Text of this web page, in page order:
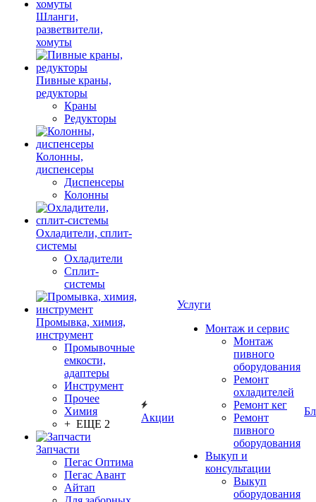
Шланги,
разветвители,
хомуты
Пивные краны,
редукторы
Краны
Редукторы
Колонны,
диспенсеры
Диспенсеры
Колонны
Охладители, сплит-
системы
Охладители
Сплит-
системы
Промывка, химия,
инструмент
Промывочные
емкости,
адаптеры
Инструмент
Прочее
Химия
+ ЕЩЕ 2
Запчасти
Пегас Оптима
Пегас Авант
Айтап
Акции
Услуги
Монтаж и сервис
Монтаж
пивного
оборудования
Ремонт
охладителей
Ремонт кег
Ремонт
пивного
оборудования
Выкуп и
консультации
Выкуп
оборудования